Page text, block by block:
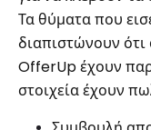
Τα θύματα που
διαπιστώνουν ότι
OfferUp έχουν
στοιχεία έχουν